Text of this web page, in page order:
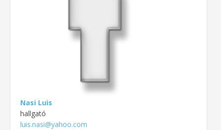
Nasi Luis
hallgató
luis.nasi@yahoo.com